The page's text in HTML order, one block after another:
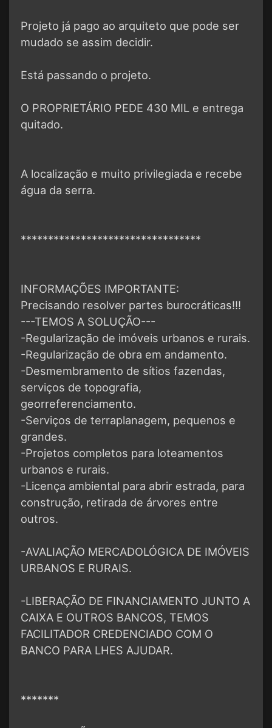
Projeto já pago ao arquiteto que pode ser
mudado se assim decidir.
Está passando o projeto.
O PROPRIETÁRIO PEDE 430 MIL e entrega
quitado.
A localização e muito privilegiada e recebe
água da serra.
*********************************
INFORMAÇÕES IMPORTANTE:
Precisando resolver partes burocráticas!!!
---TEMOS A SOLUÇÃO---
-Regularização de imóveis urbanos e rurais.
-Regularização de obra em andamento.
-Desmembramento de sítios fazendas,
serviços de topografia,
georreferenciamento.
-Serviços de terraplanagem, pequenos e
grandes.
-Projetos completos para loteamentos
urbanos e rurais.
-Licença ambiental para abrir estrada, para
construção, retirada de árvores entre
outros.
-AVALIAÇÃO MERCADOLÓGICA DE IMÓVEIS
URBANOS E RURAIS.
-LIBERAÇÃO DE FINANCIAMENTO JUNTO A
CAIXA E OUTROS BANCOS, TEMOS
FACILITADOR CREDENCIADO COM O
BANCO PARA LHES AJUDAR.
*******